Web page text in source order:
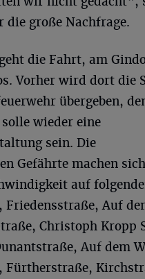
die große Nachfrage.
die Fahrt, am
Vorher wird dort die
übergeben,
wieder eine
sein. Die
Gefährte machen
auf
Friedensstraße, Auf
Christoph Kropp
Auf dem
Fürtherstraße,